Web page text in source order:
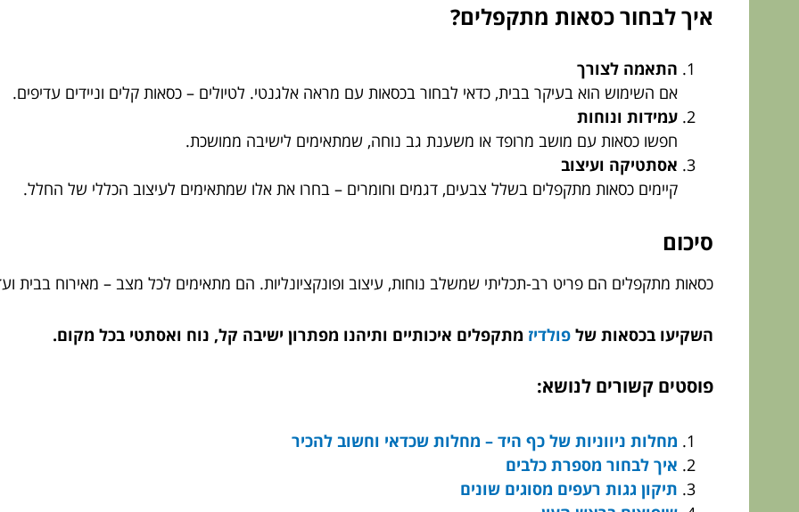
איך לבחור כסאות מתקפלים?
התאמה לצורך
אם השימוש הוא בעיקר בבית, כדאי לבחור בכסאות עם מראה אלגנטי. לטיולים – כסאות קלים וניידים עדיפים.
עמידות ונוחות
חפשו כסאות עם מושב מרופד או משענת גב נוחה, שמתאימים לישיבה ממושכת.
אסתטיקה ועיצוב
קיימים כסאות מתקפלים בשלל צבעים, דגמים וחומרים – בחרו את אלו שמתאימים לעיצוב הכללי של החלל.
סיכום
כסאות מתקפלים הם פריט רב-תכליתי שמשלב נוחות, עיצוב ופונקציונליות. הם מתאימים לכל מצב – מאירוח בבית
השקיעו בכסאות של פולדיז מתקפלים איכותיים ותיהנו מפתרון ישיבה קל, נוח ואסתטי בכל מקום.
פוסטים קשורים לנושא:
מחלות ניווניות של כף היד – מחלות שכדאי וחשוב להכיר
איך לבחור מספרת כלבים
תיקון גגות רעפים מסוגים שונים